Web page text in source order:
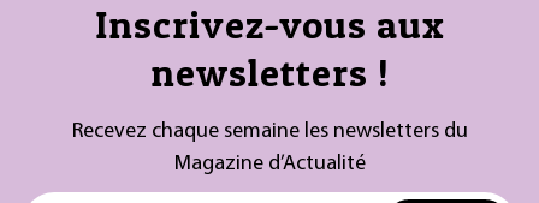
Inscrivez-vous aux
newsletters !
Recevez chaque semaine les newsletters du
Magazine d’Actualité